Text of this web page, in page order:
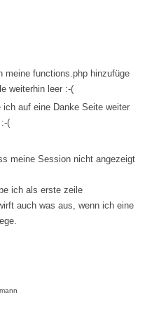
meine functions.php hinzufüge
weiterhin leer :-(
ich auf eine Danke Seite weiter
(
meine Session nicht angezeigt
ich als erste zeile
auch was aus, wenn ich eine